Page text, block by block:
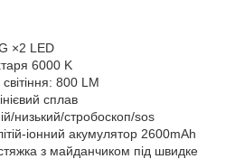
×2 LED
6000 K
800 LM
сплав
низький/стробоскоп/sos
іонний акумулятор 2600mAh
з майданчиком під швидке